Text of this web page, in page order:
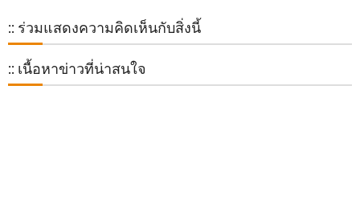
:: ร่วมแสดงความคิดเห็นกับสิ่งนี้
:: เนื้อหาข่าวที่น่าสนใจ